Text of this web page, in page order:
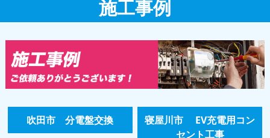
施工事例
吹田市 分電盤交換
寝屋川市 EV充電用コン
セント工事